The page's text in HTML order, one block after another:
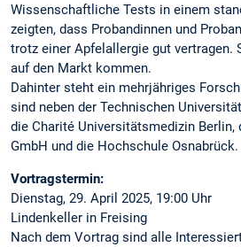
Wissenschaftliche Tests in einem
zeigten, dass Probandinnen und
trotz einer Apfelallergie gut vertragen.
auf den Markt kommen.
Dahinter steht ein mehrjähriges
sind neben der Technischen
die Charité Universitätsmedizin Berlin,
GmbH und die Hochschule Osnabrück.
Vortragstermin:
Dienstag, 29. April 2025, 19:00 Uhr
Lindenkeller in Freising
Nach dem Vortrag sind alle